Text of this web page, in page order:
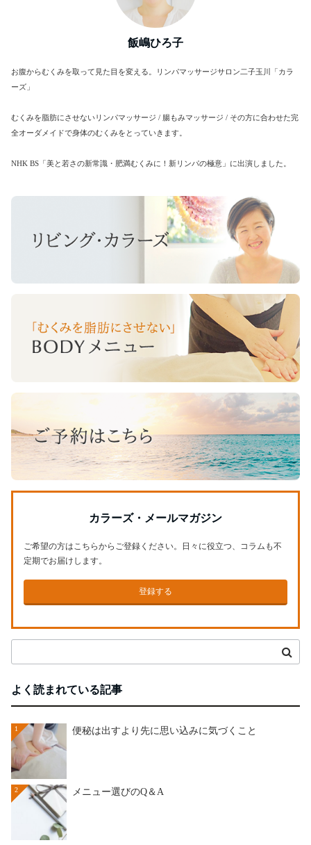
飯嶋ひろ子
お腹からむくみを取って見た目を変える。リンパマッサージサロン二子玉川「カラ
ーズ」
むくみを脂肪にさせないリンパマッサージ / 腸もみマッサージ / その方に合わせた完
全オーダメイドで身体のむくみをとっていきます。
NHK BS「美と若さの新常識・肥満むくみに！新リンパの極意」に出演しました。
カラーズ・メールマガジン
ご希望の方はこちらからご登録ください。日々に役立つ、コラムも不
定期でお届けします。
登録する
よく読まれている記事
1 便秘は出すより先に思い込みに気づくこと
2 メニュー選びのQ＆A